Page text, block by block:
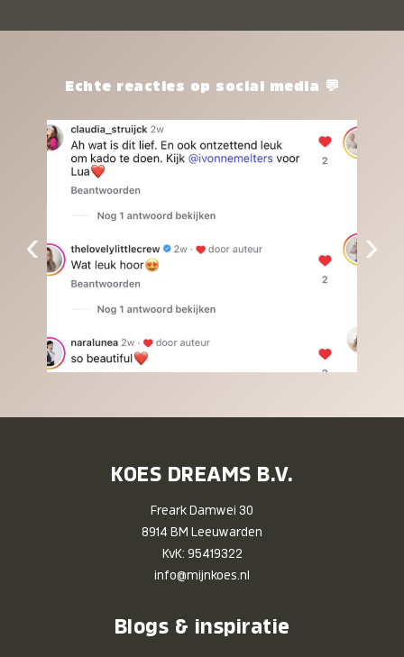
het waard.Echte reacties op social media 💬
‹ ›
KOES DREAMS B.V.
Freark Damwei 30
8914 BM Leeuwarden
KvK: 95419322
info@mijnkoes.nl
Blogs & inspiratie